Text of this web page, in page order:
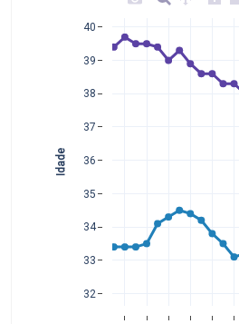
32
33
34
35
36
37
38
39
40
Idade